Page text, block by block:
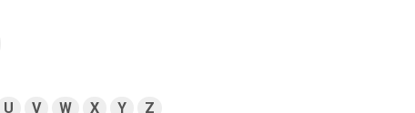
U V W X Y Z